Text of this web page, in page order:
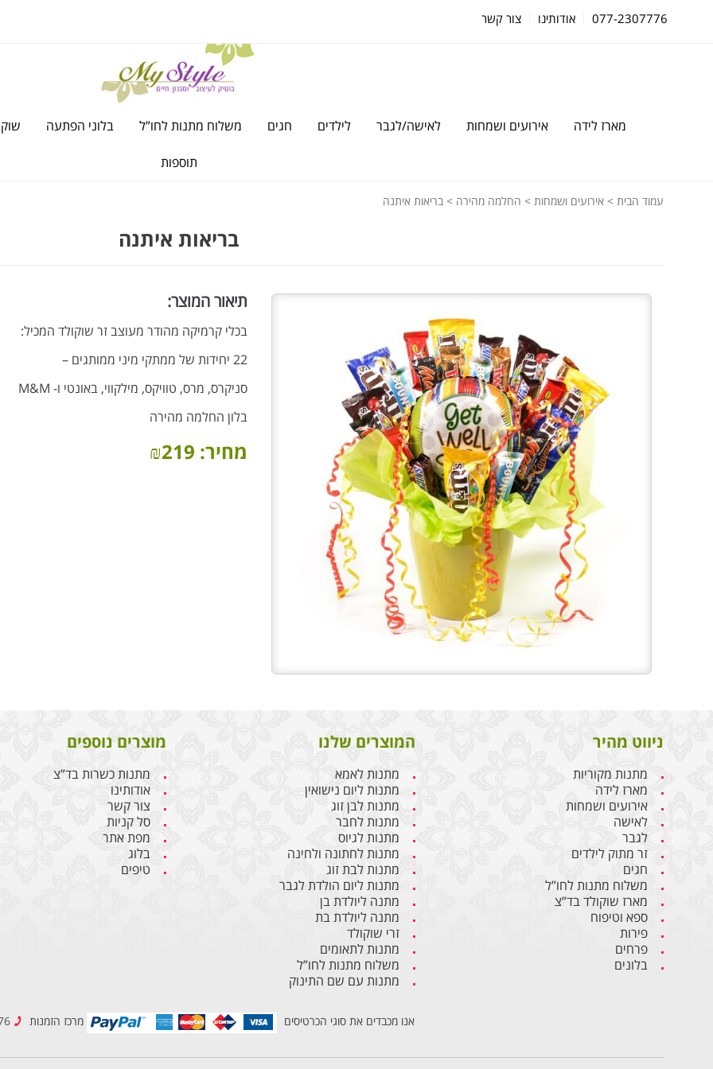
077-2307776 אודותינו צור קשר
מארז לידה אירועים ושמחות לאישה/לגבר לילדים חגים משלוח מתנות לחו”ל בלוני הפתעה
תוספות
עמוד הבית > אירועים ושמחות > החלמה מהירה > בריאות איתנה
בריאות איתנה
תיאור המוצר:
בכלי קרמיקה מהודר מעוצב זר שוקולד המכיל:
22 יחידות של ממתקי מיני ממותגים –
סניקרס, מרס, טוויקס, מילקווי, באונטי ו- M&M
בלון החלמה מהירה
מחיר: ₪219
ניווט מהיר
מתנות מקוריות
מארז לידה
אירועים ושמחות
לאישה
לגבר
זר מתוק לילדים
חגים
משלוח מתנות לחו”ל
מארז שוקולד בד”צ
ספא וטיפוח
פירות
פרחים
בלונים
המוצרים שלנו
מתנות לאמא
מתנות ליום נישואין
מתנות לבן זוג
מתנות לחבר
מתנות לגיוס
מתנות לחתונה ולחינה
מתנות לבת זוג
מתנות ליום הולדת לגבר
מתנה ליולדת בן
מתנה ליולדת בת
זרי שוקולד
מתנות לתאומים
משלוח מתנות לחו”ל
מתנות עם שם התינוק
מוצרים נוספים
מתנות כשרות בד”צ
אודותינו
צור קשר
סל קניות
מפת אתר
בלוג
טיפים
אנו מכבדים את סוגי הכרטיסים מרכז הזמנות 077-2307776